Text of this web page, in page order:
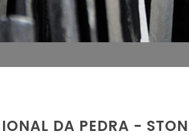
DA PEDRA -